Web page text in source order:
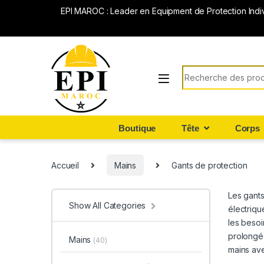
EPI MAROC : Leader en Equipment de Protection
Search for:
Boutique Tête Corps
Accueil Mains Gants de protection
Les
les
mains
Show All Categories
Mains (40)